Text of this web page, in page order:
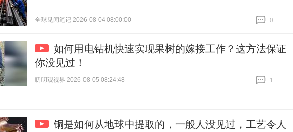
全球见闻笔记 2026-08-04 08:00:00
0
如何用电钻机快速实现果树的嫁接工作？这方法保证
你没见过！
叨叨观视界 2026-08-05 08:24:48
1
铜是如何从地球中提取的，一般人没见过，工艺令人